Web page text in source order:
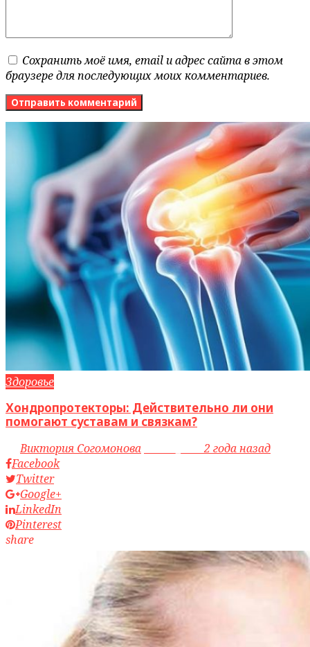
Сохранить моё имя, email и адрес сайта в этом
браузере для последующих моих комментариев.
Здоровье
Хондропротекторы: Действительно ли они
помогают суставам и связкам?
byВиктория Согомонова access_time2 года назад
Facebook
Twitter
Google+
LinkedIn
Pinterest
share